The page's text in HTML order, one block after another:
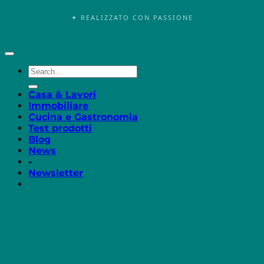
✦ REALIZZATO CON PASSIONE
Casa & Lavori
Immobiliare
Cucina e Gastronomia
Test prodotti
Blog
News
-
Newsletter